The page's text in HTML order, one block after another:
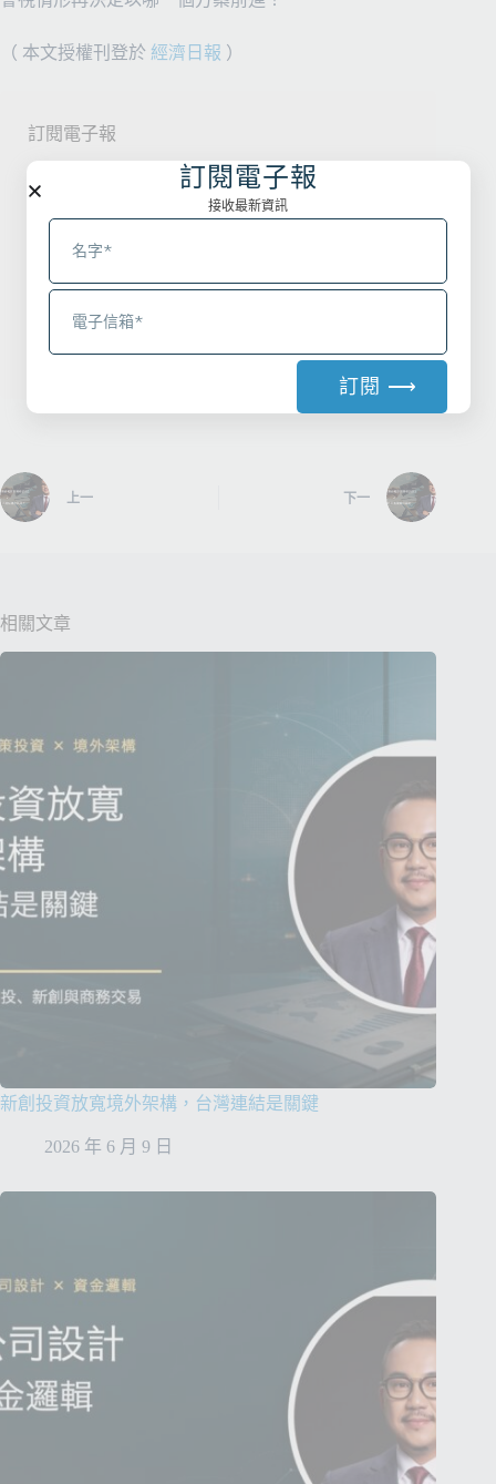
（ 本文授權刊登於 經濟日報 ）
訂閱電子報
接收最新創業/法律/募資相關資訊
Email
上一 下一
相關文章
新創投資放寬境外架構，台灣連結是關鍵
2026 年 6 月 9 日
訂閱電子報
接收最新資訊
訂閱 ⟶
e